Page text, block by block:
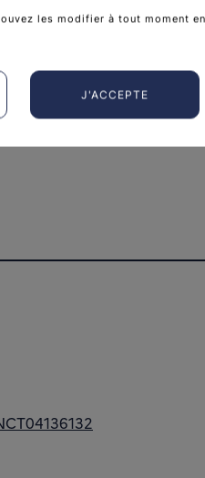
les modifier à tout moment
J'ACCEPTE